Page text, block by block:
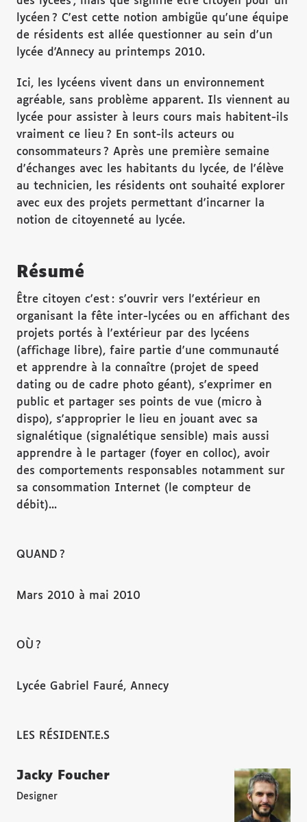
lycéen ? C'est cette notion ambigüe qu'une équipe
de résidents est allée questionner au sein d'un
lycée d'Annecy au printemps 2010.
Ici, les lycéens vivent dans un environnement
agréable, sans problème apparent. Ils viennent au
lycée pour assister à leurs cours mais habitent-ils
vraiment ce lieu ? En sont-ils acteurs ou
consommateurs ? Après une première semaine
d'échanges avec les habitants du lycée, de l'élève
au technicien, les résidents ont souhaité explorer
avec eux des projets permettant d'incarner la
notion de citoyenneté au lycée.
Résumé
Être citoyen c'est : s'ouvrir vers l'extérieur en
organisant la fête inter-lycées ou en affichant des
projets portés à l'extérieur par des lycéens
(affichage libre), faire partie d'une communauté
et apprendre à la connaître (projet de speed
dating ou de cadre photo géant), s'exprimer en
public et partager ses points de vue (micro à
dispo), s'approprier le lieu en jouant avec sa
signalétique (signalétique sensible) mais aussi
apprendre à le partager (foyer en colloc), avoir
des comportements responsables notamment sur
sa consommation Internet (le compteur de
débit)...
QUAND ?
Mars 2010 à mai 2010
OÙ ?
Lycée Gabriel Fauré, Annecy
LES RÉSIDENT.E.S
Jacky Foucher
Designer